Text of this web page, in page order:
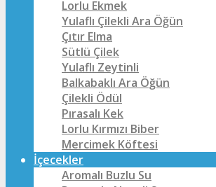
Lorlu Ekmek
Yulaflı Çilekli Ara Öğün
Çıtır Elma
Sütlü Çilek
Yulaflı Zeytinli
Balkabaklı Ara Öğün
Çilekli Ödül
Pırasalı Kek
Lorlu Kırmızı Biber
Mercimek Köftesi
İçecekler
Aromalı Buzlu Su